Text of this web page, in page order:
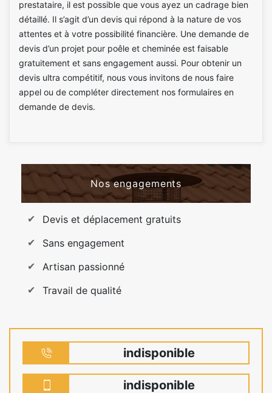
prestataire, il est possible que vous ayez un cadrage bien
détaillé. Il s’agit d’un devis qui répond à la nature de vos
attentes et à votre possibilité financière. Une demande de
devis d’un projet pour poêle et cheminée est faisable
gratuitement et sans engagement aussi. Pour obtenir un
devis ultra compétitif, nous vous invitons de nous faire
appel ou de compléter directement nos formulaires en
demande de devis.
Nos engagements
Devis et déplacement gratuits
Sans engagement
Artisan passionné
Travail de qualité
indisponible
indisponible